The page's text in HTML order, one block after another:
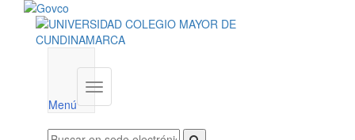
Menú
Menú
institucional